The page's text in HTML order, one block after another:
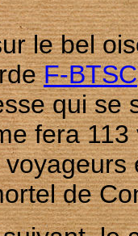
le bel
F-BTSC
qui se
fera
de